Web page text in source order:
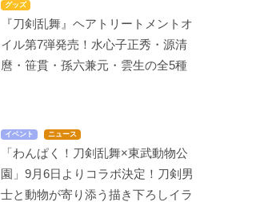
グッズ
『刀剣乱舞』ヘアトリートメントオ
イル第7弾発売！水心子正秀・源清
麿・笹貫・孫六兼元・雲生の全5種
イベント ニュース
「わんぱく！刀剣乱舞×東武動物公
園」9月6日よりコラボ決定！刀剣男
士と動物が寄り添う描き下ろしイラ